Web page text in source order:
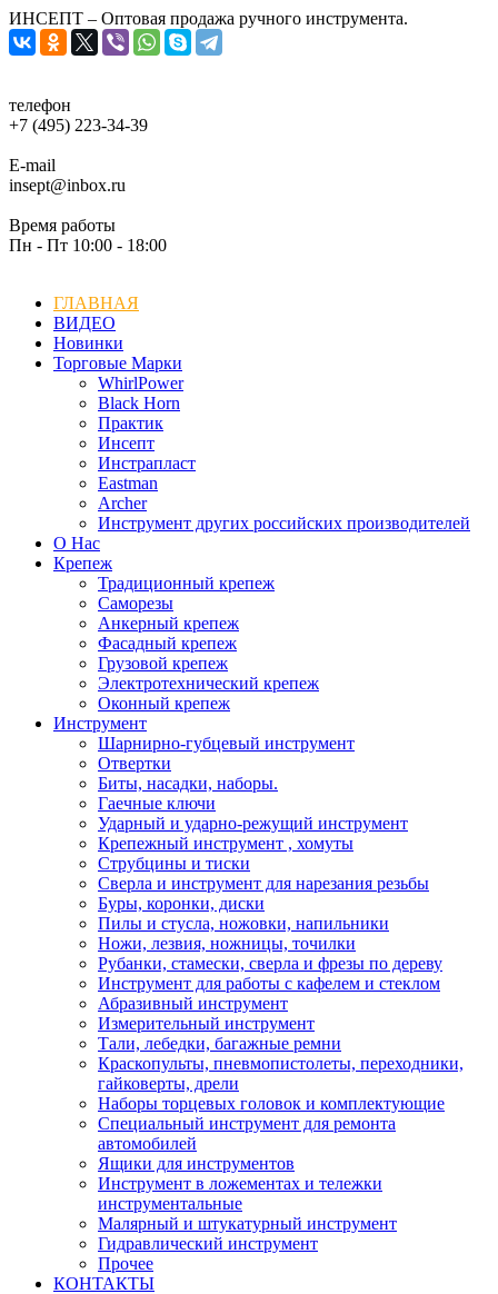
ИНСЕПТ – Оптовая продажа ручного инструмента.
телефон
+7 (495) 223-34-39
E-mail
insept@inbox.ru
Время работы
Пн - Пт 10:00 - 18:00
ГЛАВНАЯ
ВИДЕО
Новинки
Торговые Марки
WhirlPower
Black Horn
Практик
Инсепт
Инстрапласт
Eastman
Archer
Инструмент других российских производителей
О Нас
Крепеж
Традиционный крепеж
Саморезы
Анкерный крепеж
Фасадный крепеж
Грузовой крепеж
Электротехнический крепеж
Оконный крепеж
Инструмент
Шарнирно-губцевый инструмент
Отвертки
Биты, насадки, наборы.
Гаечные ключи
Ударный и ударно-режущий инструмент
Крепежный инструмент , хомуты
Струбцины и тиски
Сверла и инструмент для нарезания резьбы
Буры, коронки, диски
Пилы и стусла, ножовки, напильники
Ножи, лезвия, ножницы, точилки
Рубанки, стамески, сверла и фрезы по дереву
Инструмент для работы с кафелем и стеклом
Абразивный инструмент
Измерительный инструмент
Тали, лебедки, багажные ремни
Краскопульты, пневмопистолеты, переходники,
гайковерты, дрели
Наборы торцевых головок и комплектующие
Специальный инструмент для ремонта
автомобилей
Ящики для инструментов
Инструмент в ложементах и тележки
инструментальные
Малярный и штукатурный инструмент
Гидравлический инструмент
Прочее
КОНТАКТЫ